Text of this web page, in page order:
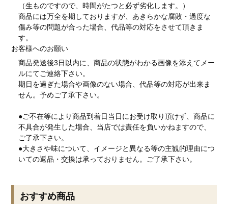
（生ものですので、時間がたつと必ず劣化します。）
商品には万全を期しておりますが、あきらかな腐敗・過度な
傷み等の問題が合った場合、代品等の対応をさせて頂きま
す。
お客様へのお願い
商品発送後3日以内に、商品の状態がわかる画像を添えてメー
ルにてご連絡下さい。
期日を過ぎた場合や画像のない場合、代品等の対応が出来ま
せん。予めご了承下さい。
●ご不在等により商品到着日当日にお受け取り頂けず、商品に
不具合が発生した場合、当店では責任を負いかねますので、
ご了承下さい。
●大きさや味について、イメージと異なる等の主観的理由につ
いての返品・交換は承っておりません。ご了承下さい。
おすすめ商品